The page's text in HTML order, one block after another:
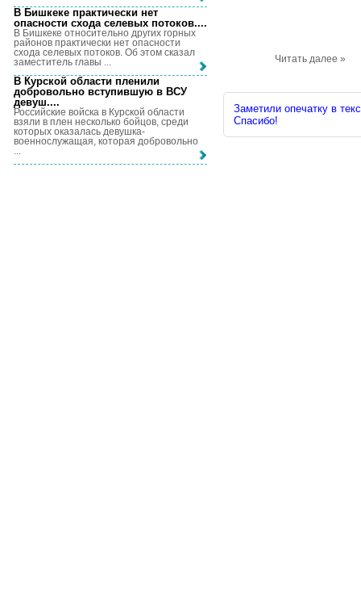
Читать далее »
Заметили опечатку в
Спасибо!
В Бишкеке практически нет
опасности схода селевых потоков....
В Бишкеке относительно других горных
районов практически нет опасности
схода селевых потоков. Об этом сказал
заместитель главы ...
В Курской области пленили
добровольно вступившую в ВСУ
девуш....
Российские войска в Курской области
взяли в плен несколько бойцов, среди
которых оказалась девушка-
военнослужащая, которая добровольно
...